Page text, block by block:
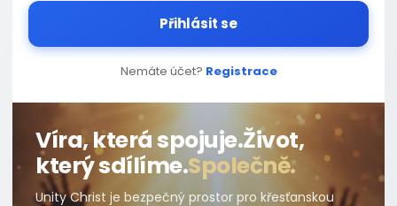
Přihlásit se
Nemáte účet? Registrace
Víra, která spojuje.Život,
který sdílíme.Společně.
Unity Christ je bezpečný prostor pro křesťanskou